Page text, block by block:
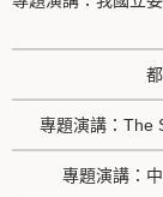
專題演講：The
專題演講：